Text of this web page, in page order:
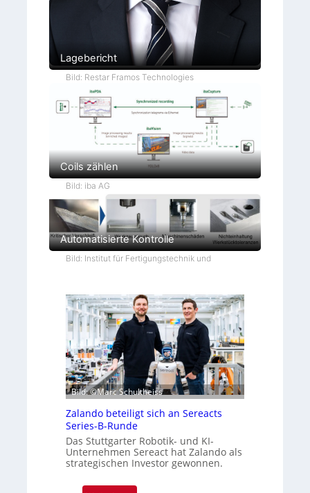
Lagebericht
Bild: Restar Framos Technologies
Coils zählen
Bild: iba AG
Automatisierte Kontrolle
Bild: Institut für Fertigungstechnik und
Bild: ©Marc Schultheiss
Zalando beteiligt sich an Sereacts
Series-B-Runde
Das Stuttgarter Robotik- und KI-
Unternehmen Sereact hat Zalando als
strategischen Investor gewonnen.